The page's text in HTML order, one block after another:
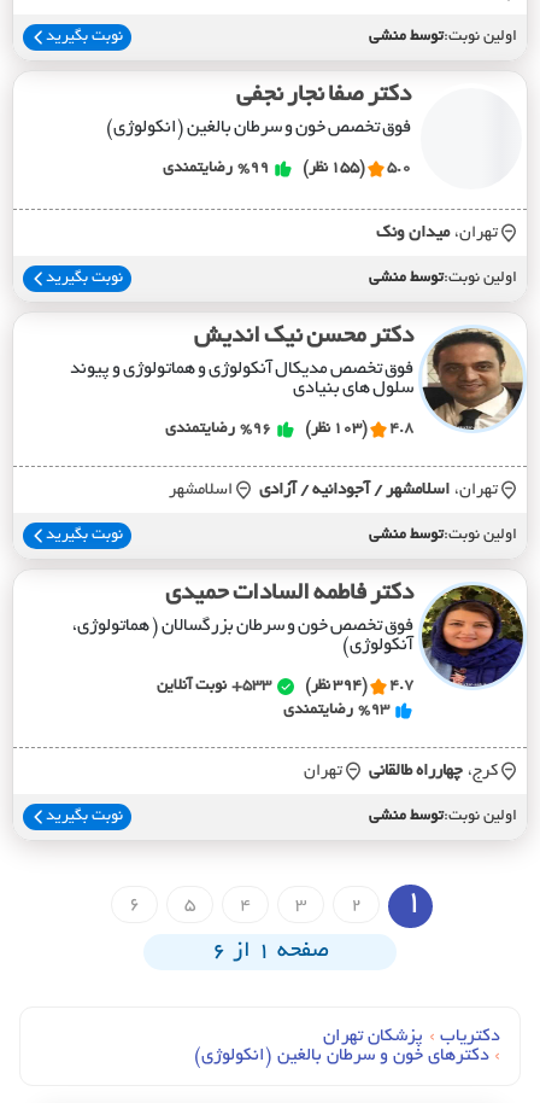
اولین نوبت:توسط منشی نوبت بگیرید
دکتر صفا نجار نجفی
فوق تخصص خون و سرطان بالغین (انکولوژی)
5.0 (155 نظر) %99 رضایتمندی
تهران، ميدان ونک
اولین نوبت:توسط منشی نوبت بگیرید
دکتر محسن نیک اندیش
فوق تخصص مدیکال آنکولوژی و هماتولوژی و پیوند
سلول های بنیادی
4.8 (103 نظر) %96 رضایتمندی
تهران، اسلامشهر / آجودانيه / آزادي اسلامشهر
اولین نوبت:توسط منشی نوبت بگیرید
دکتر فاطمه السادات حمیدی
فوق تخصص خون و سرطان بزرگسالان ( هماتولوژی،
آنکولوژی)
4.7 (394 نظر) 533+
نوبت آنلاین
%93 رضایتمندی
کرج، چهارراه طالقاني تهران
اولین نوبت:توسط منشی نوبت بگیرید
1
2
3
4
5
6
صفحه 1 از 6
دکتریاب › پزشکان تهران
› دکترهای خون و سرطان بالغين (انکولوژي)